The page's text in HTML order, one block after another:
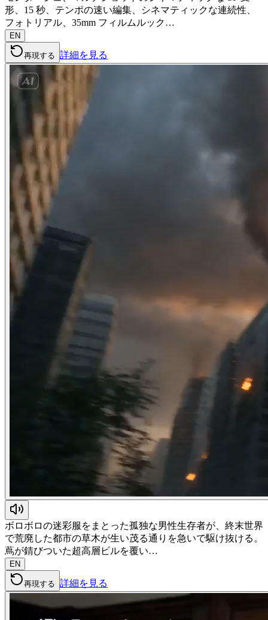
形、15 秒、テンポの速い編集、シネマティックな連続性、
フォトリアル、35mm フィルムルック…
EN
再現する 詳細を見る
ボロボロの迷彩服をまとった孤独な男性生存者が、終末世界
で荒廃した都市の草木が生い茂る通りを急いで駆け抜ける。
蔦が錆びついた超高層ビルを覆い…
EN
再現する 詳細を見る